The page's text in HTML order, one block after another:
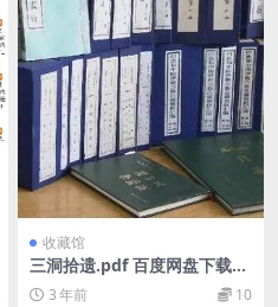
收藏馆
三洞拾遗.pdf 百度网盘下载
——古籍书阁
3 年前 10